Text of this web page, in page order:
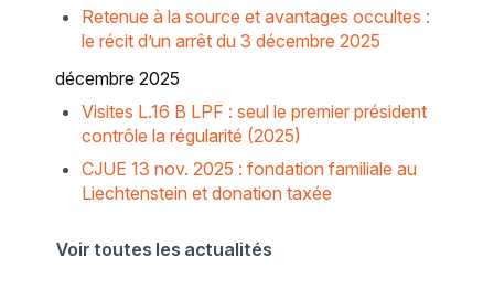
Retenue à la source et avantages occultes :
le récit d’un arrêt du 3 décembre 2025
décembre 2025
Visites L.16 B LPF : seul le premier président
contrôle la régularité (2025)
CJUE 13 nov. 2025 : fondation familiale au
Liechtenstein et donation taxée
Voir toutes les actualités